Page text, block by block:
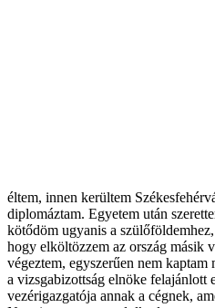
éltem, innen kerültem
diplomáztam. Egyetem után
kötődöm ugyanis a
hogy elköltözzem az ország másik
végeztem, egyszerűen nem
a vizsgabizottság elnöke felajánlott
vezérigazgatója annak a cégnek,